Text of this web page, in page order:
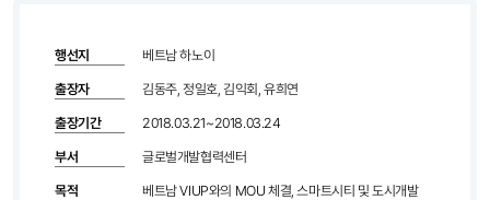
행선지 베트남 하노이
출장자 김동주, 정일호, 김익회, 유희연
출장기간 2018.03.21~2018.03.24
부서 글로벌개발협력센터
목적
베트남 VIUP와의 MOU 체결, 스마트시티 및 도시개발